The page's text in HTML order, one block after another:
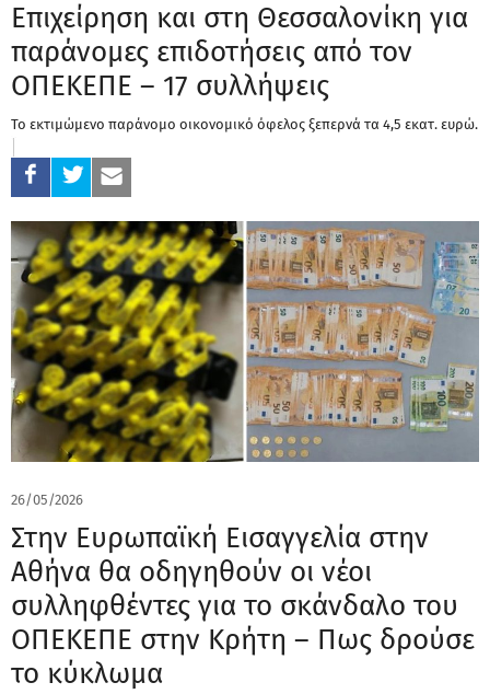
Επιχείρηση και στη Θεσσαλονίκη για
παράνομες επιδοτήσεις από τον
ΟΠΕΚΕΠΕ – 17 συλλήψεις
Το εκτιμώμενο παράνομο οικονομικό όφελος ξεπερνά τα 4,5 εκατ. ευρώ.
26/05/2026
Στην Ευρωπαϊκή Εισαγγελία στην
Αθήνα θα οδηγηθούν οι νέοι
συλληφθέντες για το σκάνδαλο του
ΟΠΕΚΕΠΕ στην Κρήτη – Πως δρούσε
το κύκλωμα